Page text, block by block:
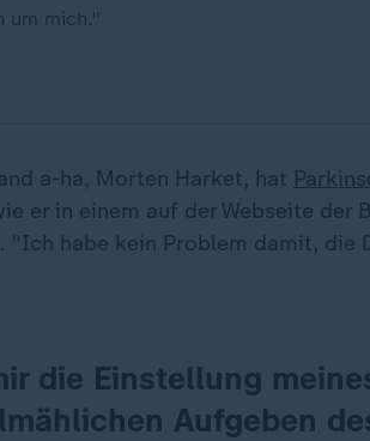
um mich."
a-ha, Morten Harket, hat
er in einem auf der Webseite der
habe kein Problem damit, die
die Einstellung
Aufgeben